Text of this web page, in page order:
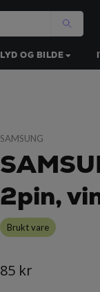
LYD OG BILDE
SAMSUNG
2pin,
Brukt vare
85 kr